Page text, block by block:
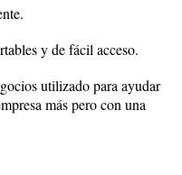
y de fácil acceso.
utilizado para ayudar
más pero con una